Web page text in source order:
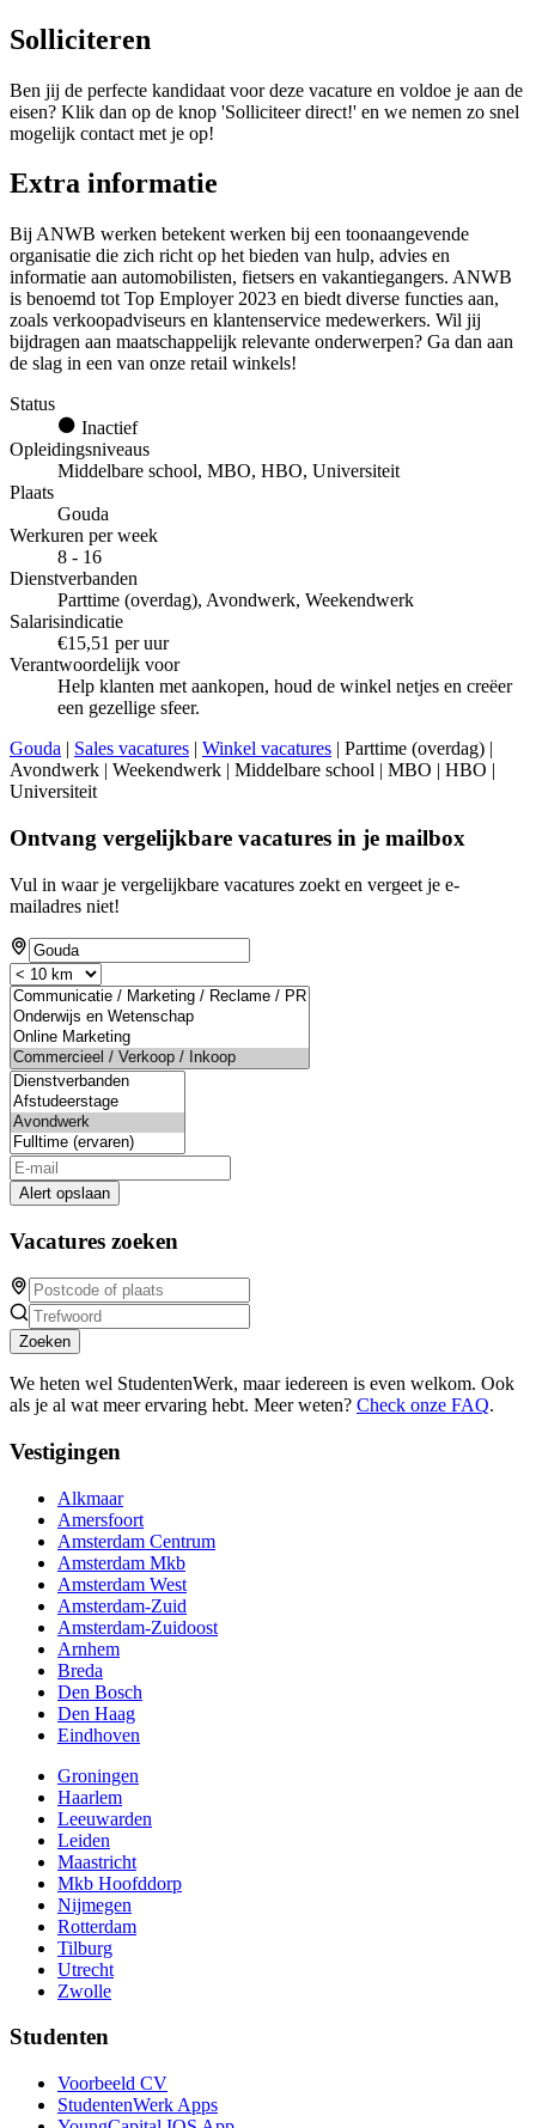
Solliciteren
Ben jij de perfecte kandidaat voor deze vacature en voldoe je aan de
eisen? Klik dan op de knop 'Solliciteer direct!' en we nemen zo snel
mogelijk contact met je op!
Extra informatie
Bij ANWB werken betekent werken bij een toonaangevende
organisatie die zich richt op het bieden van hulp, advies en
informatie aan automobilisten, fietsers en vakantiegangers. ANWB
is benoemd tot Top Employer 2023 en biedt diverse functies aan,
zoals verkoopadviseurs en klantenservice medewerkers. Wil jij
bijdragen aan maatschappelijk relevante onderwerpen? Ga dan aan
de slag in een van onze retail winkels!
Status
Inactief
Opleidingsniveaus
Middelbare school, MBO, HBO, Universiteit
Plaats
Gouda
Werkuren per week
8 - 16
Dienstverbanden
Parttime (overdag), Avondwerk, Weekendwerk
Salarisindicatie
€15,51 per uur
Verantwoordelijk voor
Help klanten met aankopen, houd de winkel netjes en creëer
een gezellige sfeer.
Gouda | Sales vacatures | Winkel vacatures | Parttime (overdag) |
Avondwerk | Weekendwerk | Middelbare school | MBO | HBO |
Universiteit
Ontvang vergelijkbare vacatures in je mailbox
Vul in waar je vergelijkbare vacatures zoekt en vergeet je e-
mailadres niet!
Alert opslaan
Vacatures zoeken
Zoeken
We heten wel StudentenWerk, maar iedereen is even welkom. Ook
als je al wat meer ervaring hebt. Meer weten? Check onze FAQ.
Vestigingen
Alkmaar
Amersfoort
Amsterdam Centrum
Amsterdam Mkb
Amsterdam West
Amsterdam-Zuid
Amsterdam-Zuidoost
Arnhem
Breda
Den Bosch
Den Haag
Eindhoven
Groningen
Haarlem
Leeuwarden
Leiden
Maastricht
Mkb Hoofddorp
Nijmegen
Rotterdam
Tilburg
Utrecht
Zwolle
Studenten
Voorbeeld CV
StudentenWerk Apps